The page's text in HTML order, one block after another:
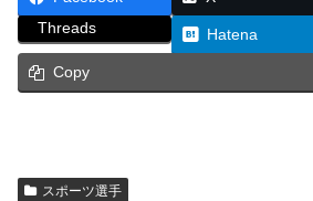
Threads
Hatena
Copy
スポーツ選手